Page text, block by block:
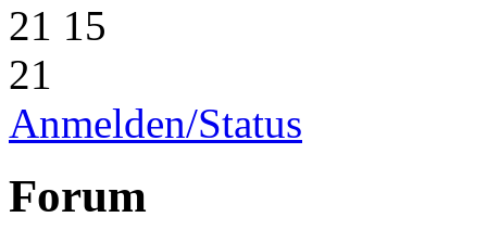
21 15
21
Anmelden/Status
Forum